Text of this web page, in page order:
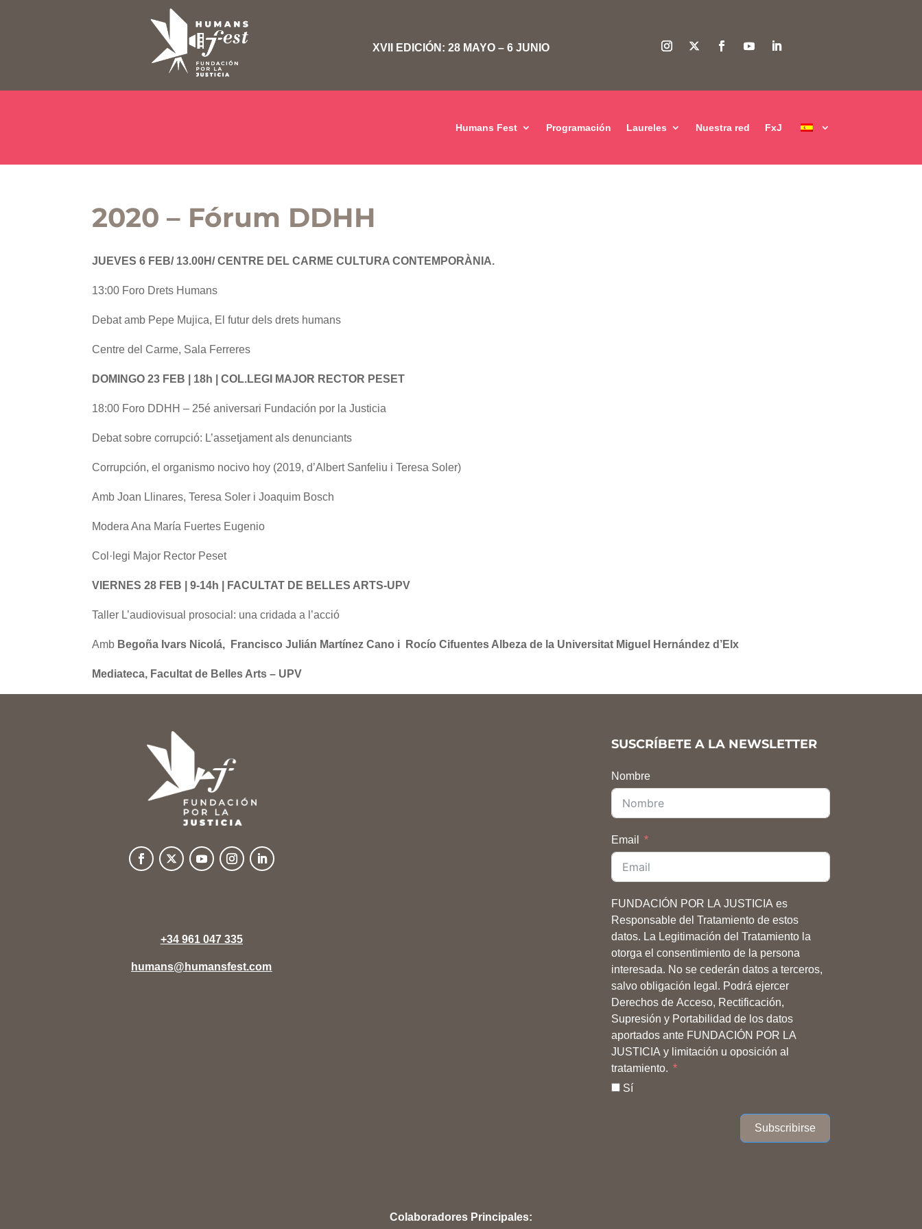
XVII EDICIÓN: 28 MAYO – 6 JUNIO
Humans Fest Programación Laureles Nuestra red FxJ
2020 – Fórum DDHH
JUEVES 6 FEB/ 13.00H/ CENTRE DEL CARME CULTURA CONTEMPORÀNIA.
13:00 Foro Drets Humans
Debat amb Pepe Mujica, El futur dels drets humans
Centre del Carme, Sala Ferreres
DOMINGO 23 FEB | 18h | COL.LEGI MAJOR RECTOR PESET
18:00 Foro DDHH – 25é aniversari Fundación por la Justicia
Debat sobre corrupció: L’assetjament als denunciants
Corrupción, el organismo nocivo hoy (2019, d’Albert Sanfeliu i Teresa Soler)
Amb Joan Llinares, Teresa Soler i Joaquim Bosch
Modera Ana María Fuertes Eugenio
Col·legi Major Rector Peset
VIERNES 28 FEB | 9-14h | FACULTAT DE BELLES ARTS-UPV
Taller L’audiovisual prosocial: una cridada a l’acció
Amb Begoña Ivars Nicolá, Francisco Julián Martínez Cano i Rocío Cifuentes Albeza de la Universitat Miguel Hernández d’Elx
Mediateca, Facultat de Belles Arts – UPV
+34 961 047 335
humans@humansfest.com
SUSCRÍBETE A LA NEWSLETTER
Nombre
Email
FUNDACIÓN POR LA JUSTICIA es
Responsable del Tratamiento de estos
datos. La Legitimación del Tratamiento la
otorga el consentimiento de la persona
interesada. No se cederán datos a terceros,
salvo obligación legal. Podrá ejercer
Derechos de Acceso, Rectificación,
Supresión y Portabilidad de los datos
aportados ante FUNDACIÓN POR LA
JUSTICIA y limitación u oposición al
tratamiento.
Sí
Subscribirse
Colaboradores Principales: